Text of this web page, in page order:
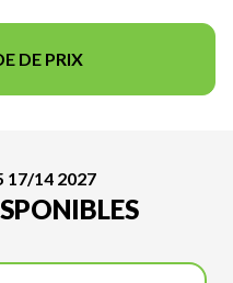
DE PRIX
17/14 2027